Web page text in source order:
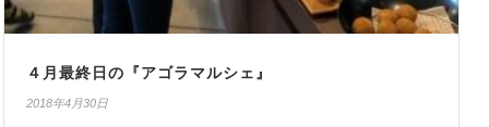
４月最終日の『アゴラマルシェ』
2018年4月30日